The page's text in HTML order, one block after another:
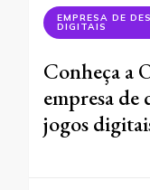
EMPRESA DE
DIGITAIS
Conheça a
empresa de
jogos